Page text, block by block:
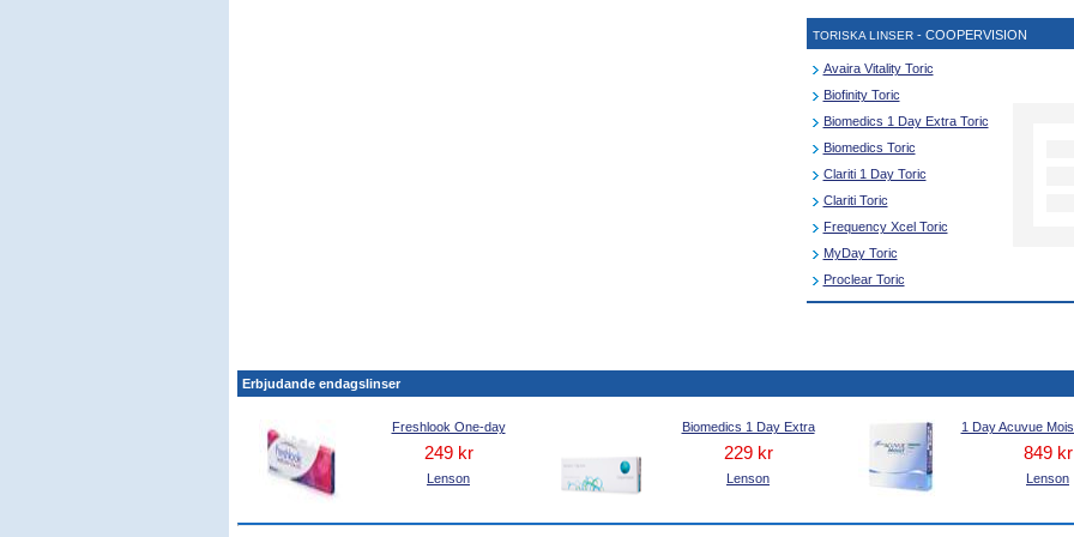
TORISKA LINSER- COOPERVISION
Avaira Vitality Toric
Biofinity Toric
Biomedics 1 Day Extra Toric
Biomedics Toric
Clariti 1 Day Toric
Clariti Toric
Frequency Xcel Toric
MyDay Toric
Proclear Toric
Erbjudande endagslinser
Freshlook One-day
249 kr
Lenson
Biomedics 1 Day Extra
229 kr
Lenson
1 Day Acuvue
849 kr
Lenson